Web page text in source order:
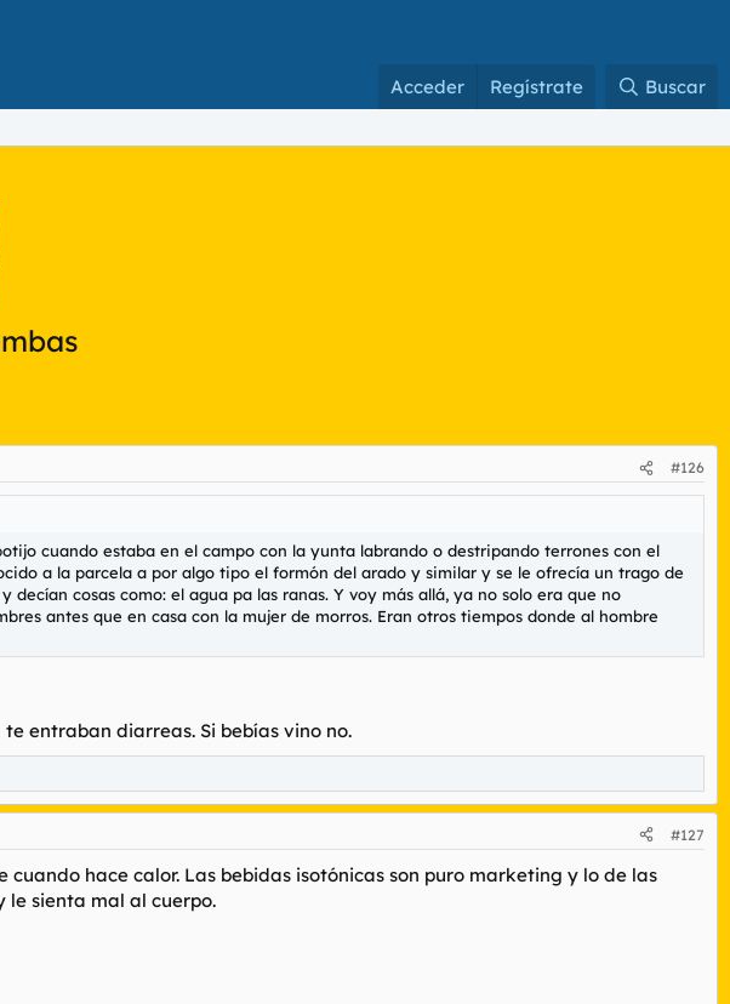
Acceder Regístrate Buscar
#126
cuando estaba en el campo con la yunta labrando o destripando terrones con el
a la parcela a por algo tipo el formón del arado y similar y se le ofrecía un trago de
cosas como: el agua pa las ranas. Y voy más allá, ya no solo era que no
antes que en casa con la mujer de morros. Eran otros tiempos donde al hombre
entraban diarreas. Si bebías vino no.
#127
hace calor. Las bebidas isotónicas son puro marketing y lo de las
le sienta mal al cuerpo.